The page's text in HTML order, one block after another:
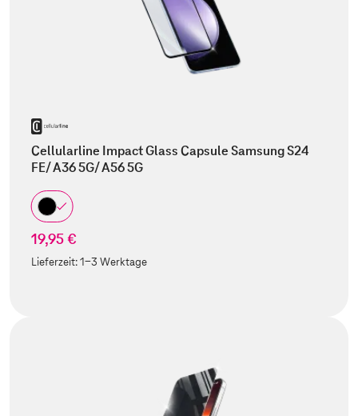
Cellularline Impact Glass Capsule Samsung S24
FE/ A36 5G/ A56 5G
19,95 €
Lieferzeit:1-3 Werktage